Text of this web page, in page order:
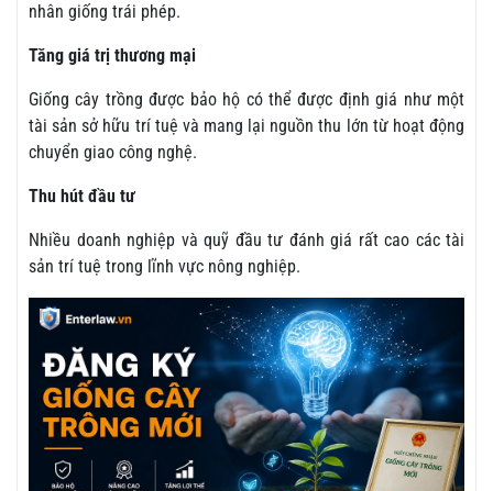
nhân giống trái phép.
Tăng giá trị thương mại
Giống cây trồng được bảo hộ có thể được định giá như một
tài sản sở hữu trí tuệ và mang lại nguồn thu lớn từ hoạt động
chuyển giao công nghệ.
Thu hút đầu tư
Nhiều doanh nghiệp và quỹ đầu tư đánh giá rất cao các tài
sản trí tuệ trong lĩnh vực nông nghiệp.